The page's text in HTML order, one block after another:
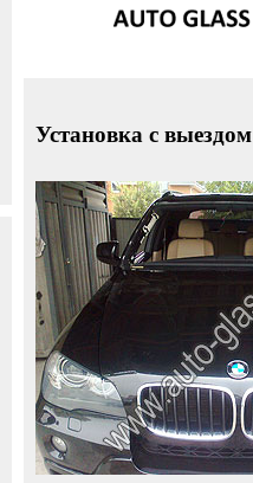
Установка с выездом